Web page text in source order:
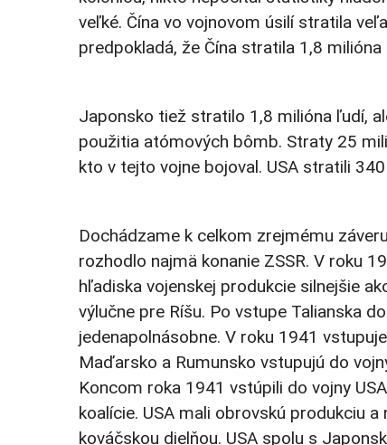
veľké. Čína vo vojnovom úsilí stratila
predpokladá, že Čína stratila 1,8 milióna
Japonsko tiež stratilo 1,8 milióna ľudí,
použitia atómových bômb. Straty 25
kto v tejto vojne bojoval. USA stratili
Dochádzame k celkom zrejmému
rozhodlo najmä konanie ZSSR. V roku
hľadiska vojenskej produkcie silnejšie
výlučne pre Ríšu. Po vstupe Talianska
jedenapolnásobne. V roku 1941
Maďarsko a Rumunsko vstupujú do
Koncom roka 1941 vstúpili do vojny
koalície. USA mali obrovskú produkciu
kováčskou dielňou. USA spolu s